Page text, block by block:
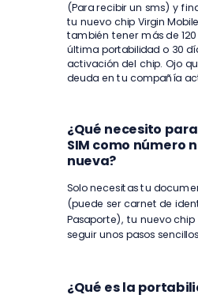
(Para recibir un sms) y
tu nuevo chip Virgin
también tener más de
última portabilidad o 30
activación del chip. Ojo
deuda en tu compañía
¿Qué necesito
SIM como número
nueva?
Solo necesitas tu
(puede ser carnet de
Pasaporte), tu nuevo chip
seguir unos pasos
¿Qué es la